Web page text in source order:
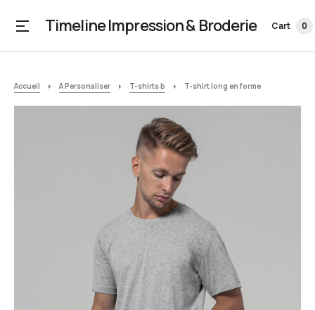
Timeline Impression & Broderie Cart 0
Accueil A Personaliser T-shirts b T-shirt long en forme